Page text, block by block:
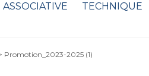
ASSOCIATIVE
TECHNIQUE
Promotion_2023-2025 (1)